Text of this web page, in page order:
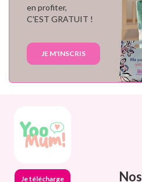
en profiter,
C'EST GRATUIT !
JE M'INSCRIS
Je télécharge
Nos